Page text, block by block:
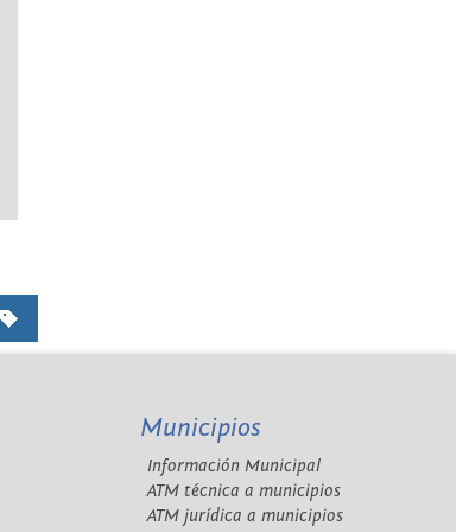
Municipios
Información Municipal
ATM técnica a municipios
ATM jurídica a municipios